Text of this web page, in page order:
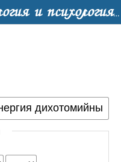
Соционика, ментология и психология личности